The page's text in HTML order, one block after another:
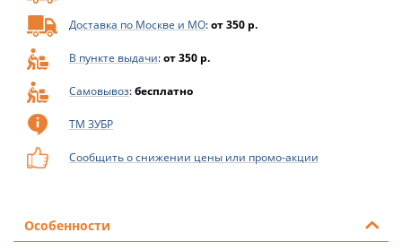
Доставка по Москве и МО:от 350 р.
В пункте выдачи:от 350 р.
Самовывоз:бесплатно
ТМ ЗУБР
Сообщить о снижении цены или промо-акции
Особенности